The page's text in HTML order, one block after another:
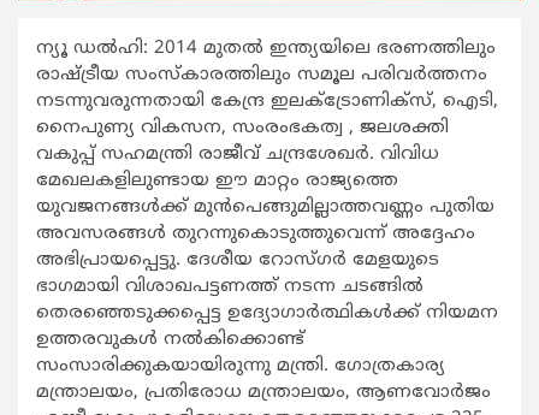
ന്യൂ ഡൽഹി: 2014 മുതൽ ഇന്ത്യയിലെ ഭരണത്തിലും
രാഷ്ട്രീയ സംസ്കാരത്തിലും സമൂല പരിവർത്തനം
നടന്നുവരുന്നതായി കേന്ദ്ര ഇലക്‌ട്രോണിക്‌സ്, ഐടി,
നൈപുണ്യ വികസന, സംരംഭകത്വ , ജലശക്തി
വകുപ്പ് സഹമന്ത്രി രാജീവ് ചന്ദ്രശേഖർ. വിവിധ
മേഖലകളിലുണ്ടായ ഈ മാറ്റം രാജ്യത്തെ
യുവജനങ്ങൾക്ക് മുൻപെങ്ങുമില്ലാത്തവണ്ണം പുതിയ
അവസരങ്ങൾ തുറന്നുകൊടുത്തുവെന്ന് അദ്ദേഹം
അഭിപ്രായപ്പെട്ടു. ദേശീയ റോസ്‌ഗർ മേളയുടെ
ഭാഗമായി വിശാഖപട്ടണത്ത് നടന്ന ചടങ്ങിൽ
തെരഞ്ഞെടുക്കപ്പെട്ട ഉദ്യോഗാർത്ഥികൾക്ക് നിയമന
ഉത്തരവുകൾ നൽകിക്കൊണ്ട്
സംസാരിക്കുകയായിരുന്നു മന്ത്രി. ഗോത്രകാര്യ
മന്ത്രാലയം, പ്രതിരോധ മന്ത്രാലയം, ആണവോർജം